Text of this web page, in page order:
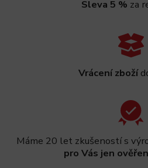
Sleva 5 % za
Vrácení zboží
Máme 20 let zkušeností s
pro Vás jen